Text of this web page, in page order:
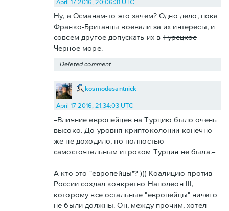
April 17 2016, 20:06:31 UTC
Ну, а Османам-то это зачем? Одно дело, пока
Франко-Британцы воевали за их интересы, и
совсем другое допускать их вТурецкое
Черное море.
Deleted comment
kosmodesantnick
April 17 2016, 21:34:03 UTC
=Влияние европейцев на Турцию было очень
высоко. До уровня криптоколонии конечно
же не доходило, но полностью
самостоятельным игроком Турция не была.=
А кто это "европейцы"? ))) Коалицию против
России создал конкретно Наполеон III,
которому все остальные "европейцы" ничего
не были должны. Он, между прочим, хотел